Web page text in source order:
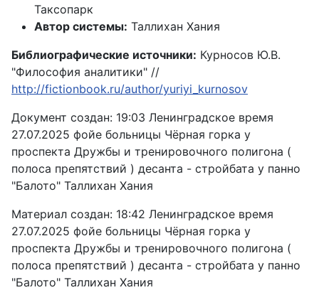
Таксопарк
Автор системы: Таллихан Хания
Библиографические источники: Курносов Ю.В.
"Философия аналитики" //
http://fictionbook.ru/author/yuriyi_kurnosov
Документ создан: 19:03 Ленинградское время
27.07.2025 фойе больницы Чёрная горка у
проспекта Дружбы и тренировочного полигона (
полоса препятствий ) десанта - стройбата у панно
"Балото" Таллихан Хания
Материал создан: 18:42 Ленинградское время
27.07.2025 фойе больницы Чёрная горка у
проспекта Дружбы и тренировочного полигона (
полоса препятствий ) десанта - стройбата у панно
"Балото" Таллихан Хания